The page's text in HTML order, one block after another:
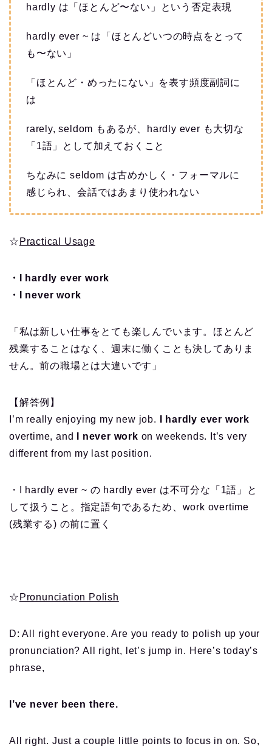
hardly は「ほとんど〜ない」という否定表現
hardly ever ~ は「ほとんどいつの時点をとって
も〜ない」
「ほとんど・めったにない」を表す頻度副詞に
は
rarely, seldom もあるが、hardly ever も大切な
「1語」として加えておくこと
ちなみに seldom は古めかしく・フォーマルに
感じられ、会話ではあまり使われない
☆ Practical Usage
・I hardly ever work
・I never work
「私は新しい仕事をとても楽しんでいます。ほとんど
残業することはなく、週末に働くことも決してありま
せん。前の職場とは大違いです」
【解答例】
I’m really enjoying my new job.
I hardly ever work
overtime, and
I never work on weekends. It’s very
different from my last position.
・I hardly ever ~ の hardly ever は不可分な「1語」と
して扱うこと。指定語句であるため、work overtime
(残業する) の前に置く
☆ Pronunciation Polish
D: All right everyone. Are you ready to polish up your
pronunciation? All right, let’s jump in. Here’s today’s
phrase,
I’ve never been there.
All right. Just a couple little points to focus in on. So,